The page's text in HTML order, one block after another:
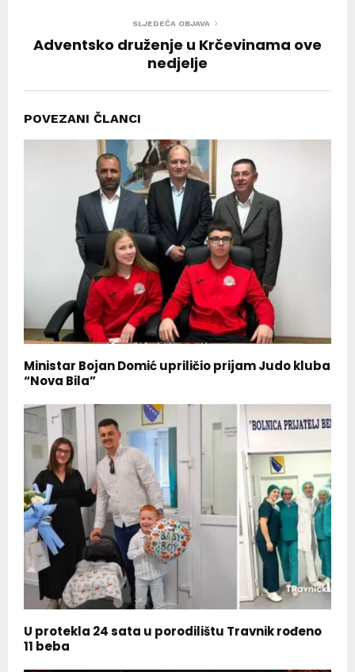
SLJEDEĆA OBJAVA
Adventsko druženje u Krčevinama ove
nedjelje
POVEZANI ČLANCI
Ministar Bojan Domić upriličio prijam Judo kluba
“Nova Bila”
U protekla 24 sata u porodilištu Travnik rođeno
11 beba